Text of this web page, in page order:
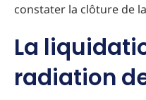
constater la clôture de
La
radiation